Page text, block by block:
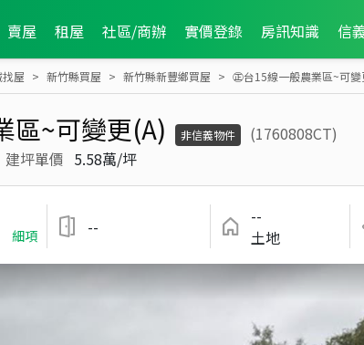
賣屋 租屋 社區/商辦 實價登錄 房訊知識 信
屋 新竹縣買屋 新竹縣新豐鄉買屋 ㊣台15線一般農業區~可變
區~可變更(A) 非信義物件
(1760808CT)
建坪單價 5.58萬/坪
細項 --
--
土地